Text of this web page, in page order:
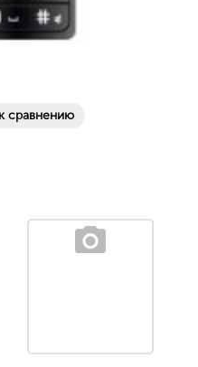
сравнению